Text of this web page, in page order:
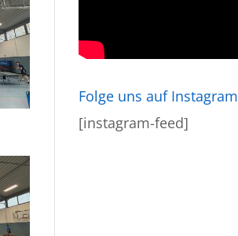
Folge uns auf Instagram
[instagram-feed]